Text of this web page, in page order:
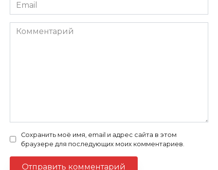
Комментарий
Сохранить моё имя, email и адрес сайта в этом
браузере для последующих моих комментариев.